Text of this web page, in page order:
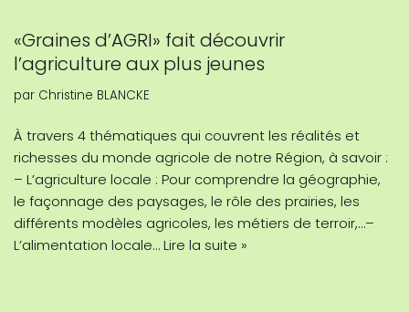
«Graines d’AGRI» fait découvrir
l’agriculture aux plus jeunes
par Christine BLANCKE
À travers 4 thématiques qui couvrent les réalités et
richesses du monde agricole de notre Région, à savoir :
– L’agriculture locale : Pour comprendre la géographie,
le façonnage des paysages, le rôle des prairies, les
différents modèles agricoles, les métiers de terroir,…–
L’alimentation locale…Lire la suite »